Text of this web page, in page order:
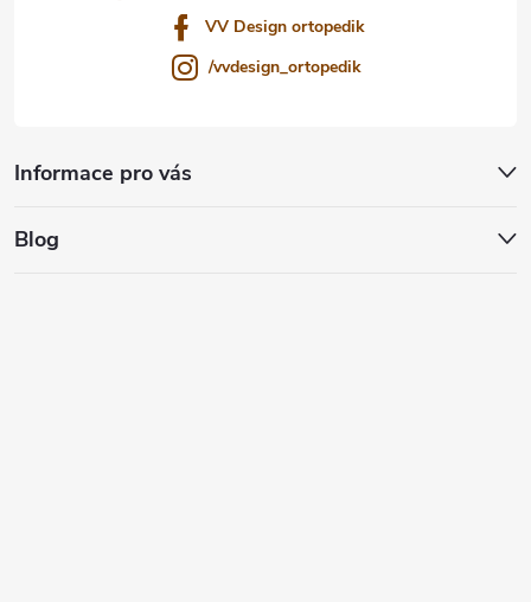
VV Design ortopedik
/vvdesign_ortopedik
Informace pro vás
Blog